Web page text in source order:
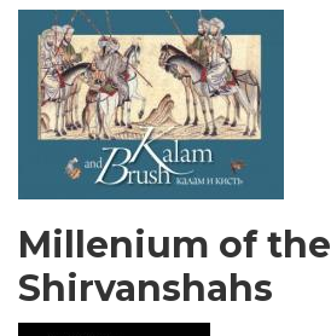
Millenium of the
Shirvanshahs